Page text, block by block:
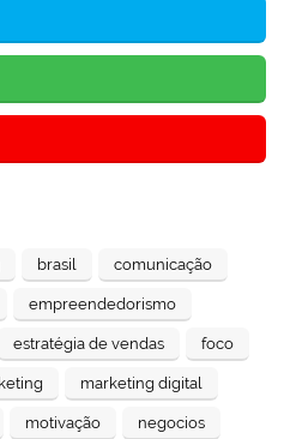
brasil comunicação
empreendedorismo
estratégia de vendas foco
marketing digital
motivação negocios